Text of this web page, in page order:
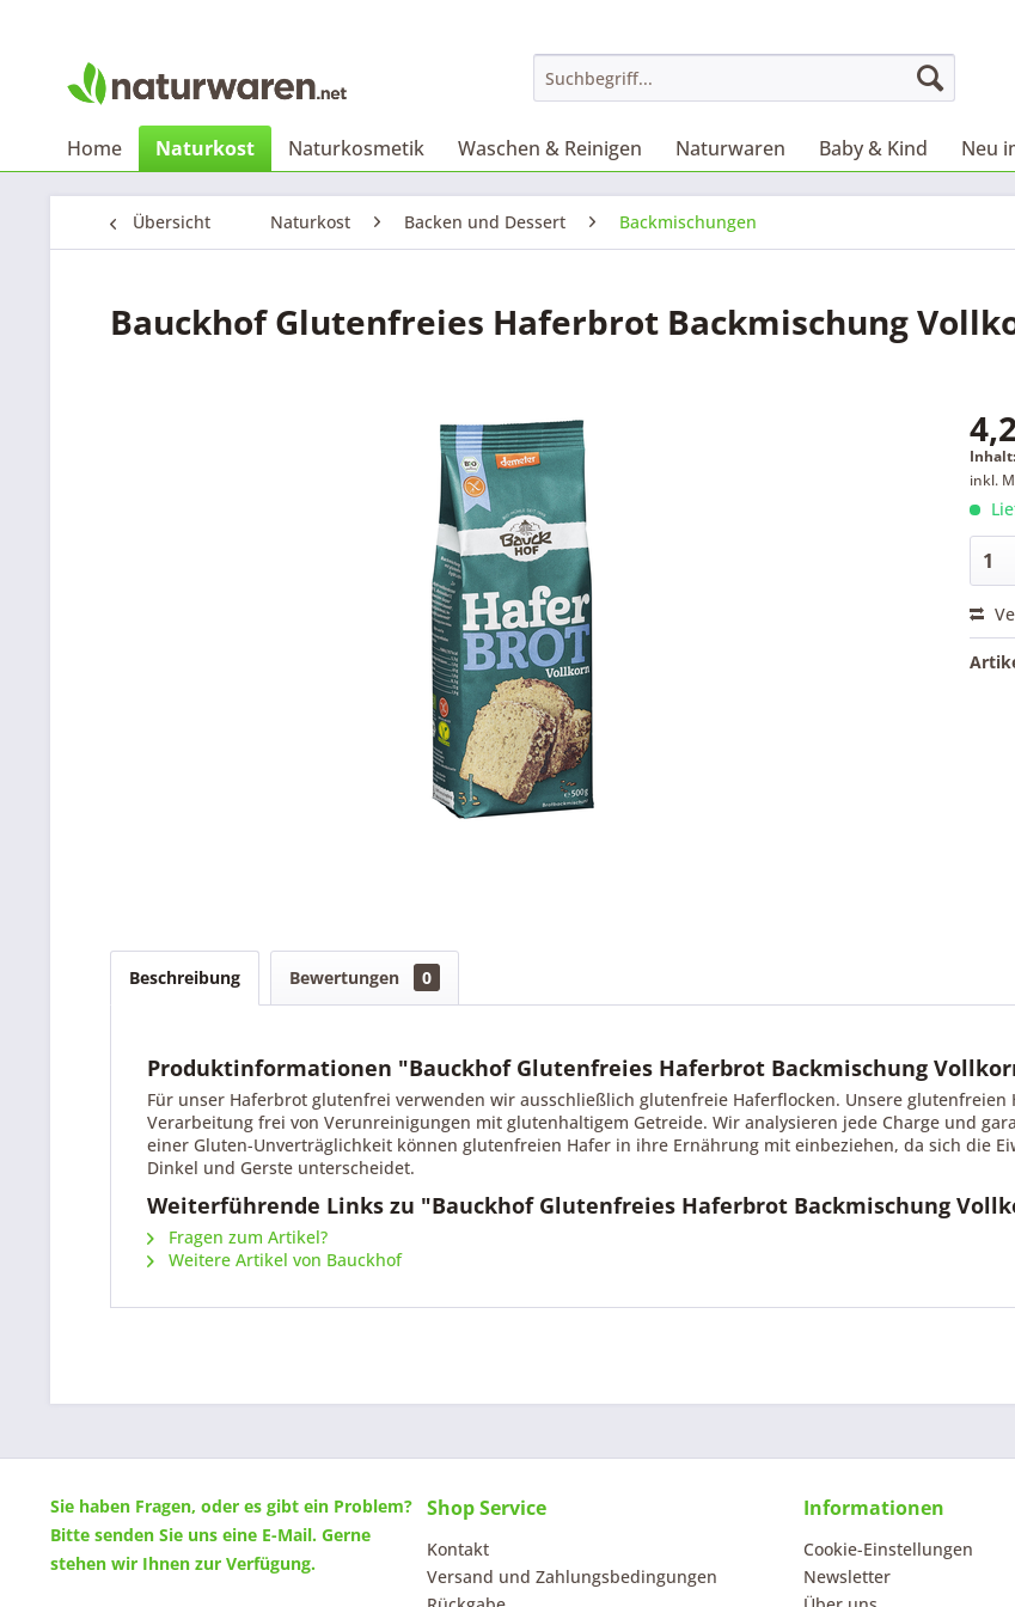
Home Naturkost Naturkosmetik Waschen & Reinigen Naturwaren Baby & Kind Neu
Übersicht Naturkost Backen und Dessert Backmischungen
Bauckhof Glutenfreies Haferbrot Backmischung
inkl.
Beschreibung Bewertungen 0
Produktinformationen "Bauckhof Glutenfreies Haferbrot Backmischung
Für unser Haferbrot glutenfrei verwenden wir ausschließlich glutenfreie Haferflocken. Unsere
Verarbeitung frei von Verunreinigungen mit glutenhaltigem Getreide. Wir analysieren jede Charge und
einer Gluten-Unverträglichkeit können glutenfreien Hafer in ihre Ernährung mit einbeziehen, da sich die
Dinkel und Gerste unterscheidet.
Weiterführende Links zu "Bauckhof Glutenfreies Haferbrot Backmischung
Fragen zum Artikel?
Weitere Artikel von Bauckhof
Sie haben Fragen, oder es gibt ein Problem?
Bitte senden Sie uns eine E-Mail. Gerne
stehen wir Ihnen zur Verfügung.
Shop Service
Kontakt
Versand und Zahlungsbedingungen
Informationen
Cookie-Einstellungen
Newsletter